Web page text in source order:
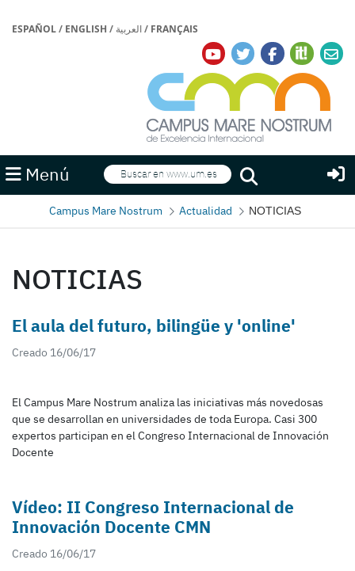
ESPAÑOL/ ENGLISH / العربية/ FRANÇAIS
Menú Buscar
Buscar
Campus Mare Nostrum Actualidad NOTICIAS
NOTICIAS
El aula del futuro, bilingüe y 'online'
Creado 16/06/17
El Campus Mare Nostrum analiza las iniciativas más novedosas
que se desarrollan en universidades de toda Europa. Casi 300
expertos participan en el Congreso Internacional de Innovación
Docente
Vídeo: II Congreso Internacional de
Innovación Docente CMN
Creado 16/06/17